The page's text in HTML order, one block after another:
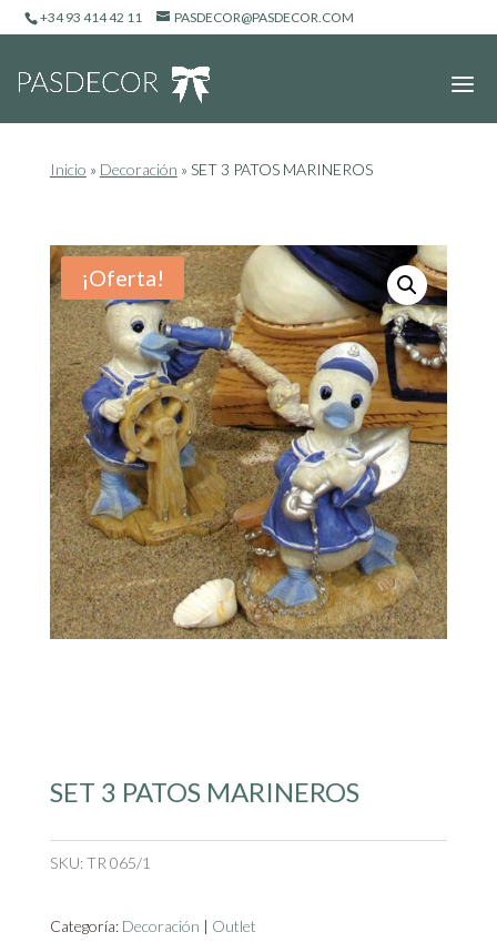
+34 93 414 42 11 PASDECOR@PASDECOR.COM
Inicio » Decoración » SET 3 PATOS MARINEROS
¡Oferta!
SET 3 PATOS MARINEROS
SKU:TR 065/1
Categoría: Decoración | Outlet